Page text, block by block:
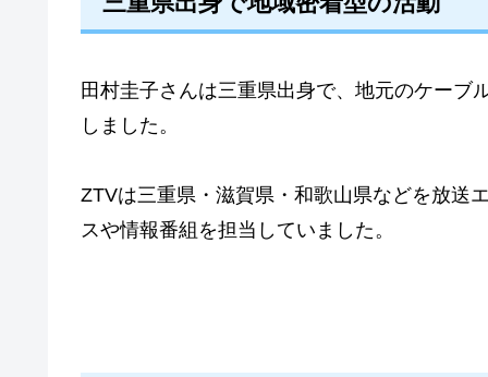
田村圭子さんは三重県出身で、地元のケーブ
しました。
ZTVは三重県・滋賀県・和歌山県などを放送
スや情報番組を担当していました。